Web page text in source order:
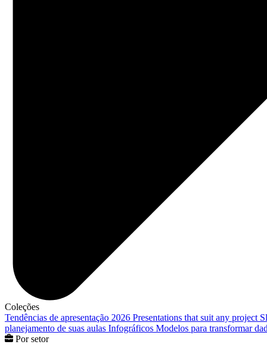
Coleções
Tendências de apresentação 2026 Presentations that suit any project
planejamento de suas aulas Infográficos Modelos para transformar
Por setor